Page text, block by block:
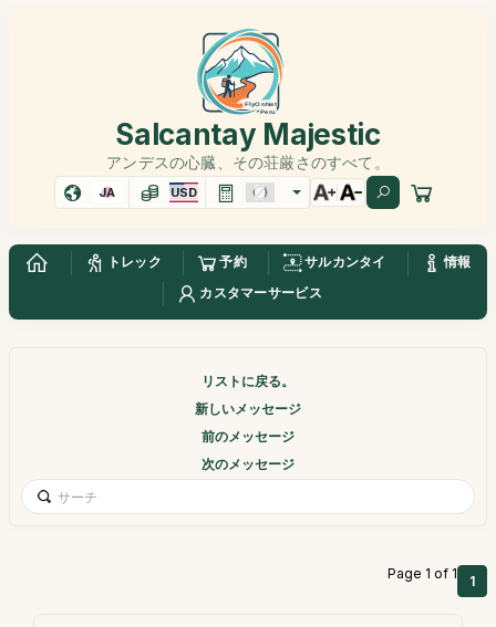
Salcantay Majestic
アンデスの心臓、その荘厳さのすべて。
JA USD
トレック 予約 サルカンタイ
情報
カスタマーサービス
リストに戻る。
新しいメッセージ
前のメッセージ
次のメッセージ
Page 1 of 1 1